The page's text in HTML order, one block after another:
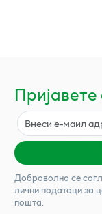
Доброволно се
лични податоци за
пошта.